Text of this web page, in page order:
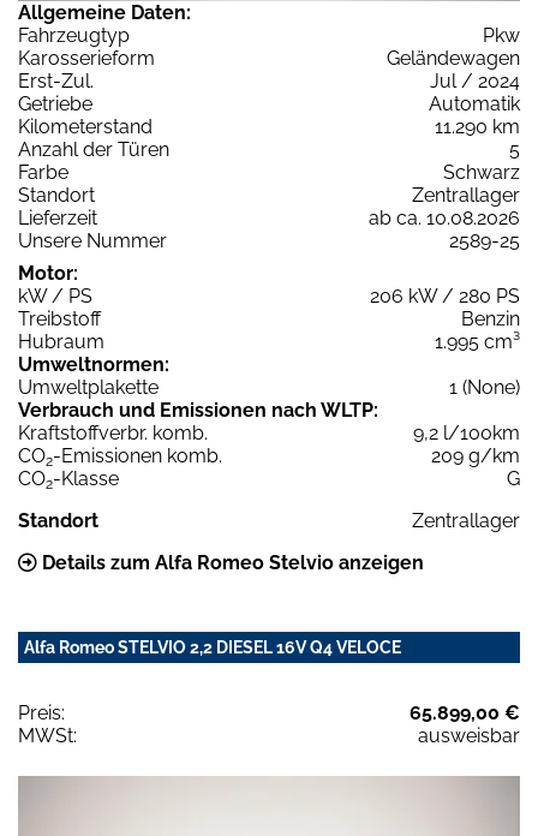
Allgemeine Daten:
Fahrzeugtyp
Pkw
Karosserieform
Geländewagen
Erst-Zul.
Jul / 2024
Getriebe
Automatik
Kilometerstand
11.290 km
Anzahl der Türen
5
Farbe
Schwarz
Standort
Zentrallager
Lieferzeit
ab ca. 10.08.2026
Unsere Nummer
2589-25
Motor:
kW / PS
206 kW / 280 PS
Treibstoff
Benzin
Hubraum
1.995 cm³
Umweltnormen:
Umweltplakette
1 (None)
Verbrauch und Emissionen nach WLTP:
Kraftstoffverbr. komb.
9,2 l/100km
CO2-Emissionen komb.
209 g/km
CO2-Klasse
G
Standort
Zentrallager
Details zum Alfa Romeo Stelvio anzeigen
Alfa Romeo STELVIO 2,2 DIESEL 16V Q4 VELOCE
Preis:
65.899,00 €
MWSt:
ausweisbar